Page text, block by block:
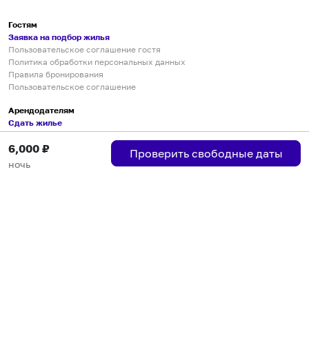
6,000 ₽
ночь
Проверить свободные даты
Гостям
Заявка на подбор жилья
Пользовательское соглашение гостя
Политика обработки персональных данных
Правила бронирования
Пользовательское соглашение
Арендодателям
Сдать жилье
Пользовательское соглашение
Правила публикации объявлений